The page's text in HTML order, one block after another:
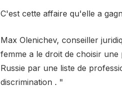
C'est cette affaire qu'elle a
Max Olenichev, conseiller
femme a le droit de choisir
Russie par une liste de
discrimination . "